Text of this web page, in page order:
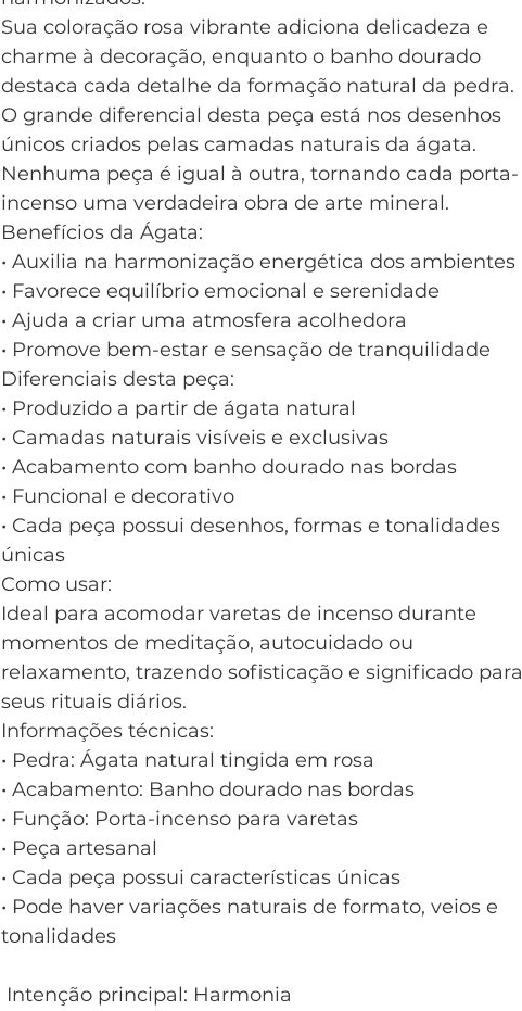
Sua coloração rosa vibrante adiciona delicadeza e
charme à decoração, enquanto o banho dourado
destaca cada detalhe da formação natural da pedra.
O grande diferencial desta peça está nos desenhos
únicos criados pelas camadas naturais da ágata.
Nenhuma peça é igual à outra, tornando cada porta-
incenso uma verdadeira obra de arte mineral.
Benefícios da Ágata:
• Auxilia na harmonização energética dos ambientes
• Favorece equilíbrio emocional e serenidade
• Ajuda a criar uma atmosfera acolhedora
• Promove bem-estar e sensação de tranquilidade
Diferenciais desta peça:
• Produzido a partir de ágata natural
• Camadas naturais visíveis e exclusivas
• Acabamento com banho dourado nas bordas
• Funcional e decorativo
• Cada peça possui desenhos, formas e tonalidades
únicas
Como usar:
Ideal para acomodar varetas de incenso durante
momentos de meditação, autocuidado ou
relaxamento, trazendo sofisticação e significado para
seus rituais diários.
Informações técnicas:
• Pedra: Ágata natural tingida em rosa
• Acabamento: Banho dourado nas bordas
• Função: Porta-incenso para varetas
• Peça artesanal
• Cada peça possui características únicas
• Pode haver variações naturais de formato, veios e
tonalidades
Intenção principal: Harmonia